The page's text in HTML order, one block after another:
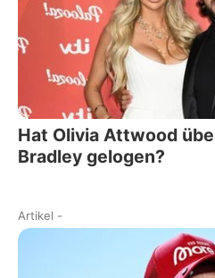
Hat Olivia Attwood
Bradley gelogen?
Artikel -